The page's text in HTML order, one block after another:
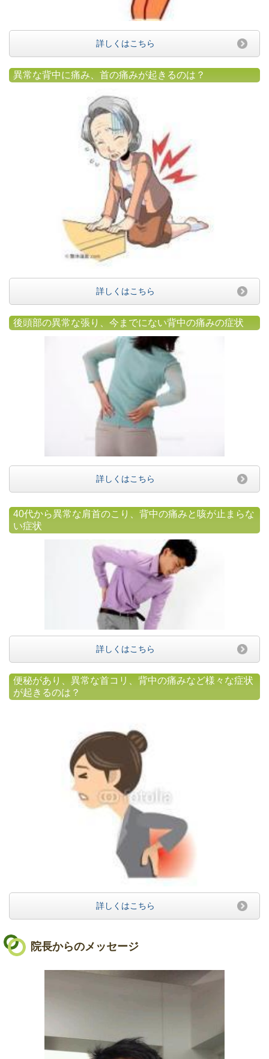
詳しくはこちら
異常な背中に痛み、首の痛みが起きるのは？
詳しくはこちら
後頭部の異常な張り、今までにない背中の痛みの症状
詳しくはこちら
40代から異常な肩首のこり、背中の痛みと咳が止まらな
い症状
詳しくはこちら
便秘があり、異常な首コリ、背中の痛みなど様々な症状
が起きるのは？
詳しくはこちら
院長からのメッセージ